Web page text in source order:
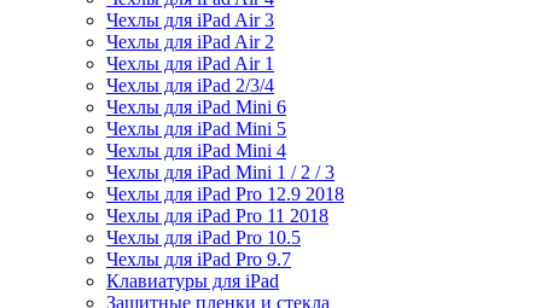
Чехлы для iPad Air 3
Чехлы для iPad Air 2
Чехлы для iPad Air 1
Чехлы для iPad 2/3/4
Чехлы для iPad Mini 6
Чехлы для iPad Mini 5
Чехлы для iPad Mini 4
Чехлы для iPad Mini 1 / 2 / 3
Чехлы для iPad Pro 12.9 2018
Чехлы для iPad Pro 11 2018
Чехлы для iPad Pro 10.5
Чехлы для iPad Pro 9.7
Клавиатуры для iPad
Защитные пленки и стекла